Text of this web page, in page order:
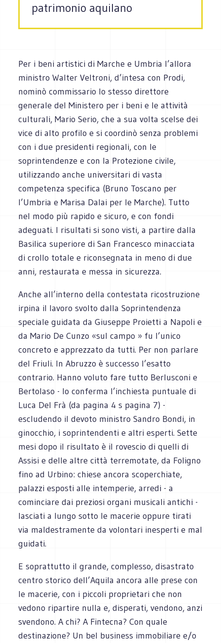
patrimonio aquilano
Per i beni artistici di Marche e Umbria l’allora
ministro Walter Veltroni, d’intesa con Prodi,
nominò commissario lo stesso direttore
generale del Ministero per i beni e le attività
culturali, Mario Serio, che a sua volta scelse dei
vice di alto profilo e si coordinò senza problemi
con i due presidenti regionali, con le
soprintendenze e con la Protezione civile,
utilizzando anche universitari di vasta
competenza specifica (Bruno Toscano per
l’Umbria e Marisa Dalai per le Marche). Tutto
nel modo più rapido e sicuro, e con fondi
adeguati. I risultati si sono visti, a partire dalla
Basilica superiore di San Francesco minacciata
di crollo totale e riconsegnata in meno di due
anni, restaurata e messa in sicurezza.
Anche all’interno della contestata ricostruzione
irpina il lavoro svolto dalla Soprintendenza
speciale guidata da Giuseppe Proietti a Napoli e
da Mario De Cunzo «sul campo » fu l’unico
concreto e apprezzato da tutti. Per non parlare
del Friuli. In Abruzzo è successo l’esatto
contrario. Hanno voluto fare tutto Berlusconi e
Bertolaso - lo conferma l’inchiesta puntuale di
Luca Del Frà (da pagina 4 s pagina 7) -
escludendo il devoto ministro Sandro Bondi, in
ginocchio, i soprintendenti e altri esperti. Sette
mesi dopo il risultato è il rovescio di quelli di
Assisi e delle altre città terremotate, da Foligno
fino ad Urbino: chiese ancora scoperchiate,
palazzi esposti alle intemperie, arredi - a
cominciare dai preziosi organi musicali antichi -
lasciati a lungo sotto le macerie oppure tirati
via maldestramente da volontari inesperti e mal
guidati.
E soprattutto il grande, complesso, disastrato
centro storico dell’Aquila ancora alle prese con
le macerie, con i piccoli proprietari che non
vedono ripartire nulla e, disperati, vendono, anzi
svendono. A chi? A Fintecna? Con quale
destinazione? Un bel business immobiliare e/o